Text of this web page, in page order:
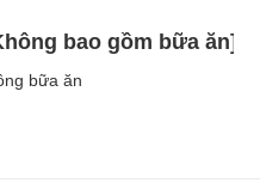
bao gồm bữa ăn]
bữa ăn